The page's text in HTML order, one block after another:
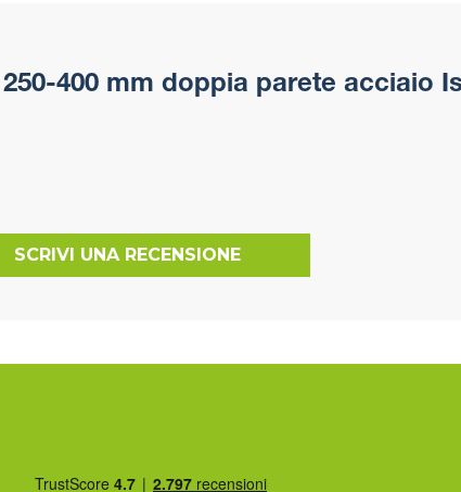
400 mm doppia parete acciaio
SCRIVI UNA RECENSIONE